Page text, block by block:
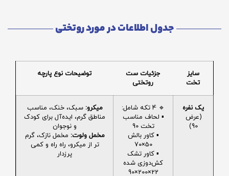
جدول اطلاعات در مورد روتختی
سایز
تخت
جزئیات ست
روتختی
توضیحات نوع پارچه
یک نفره
(عرض
90)
🔹 4 تکه شامل:
▪️ لحاف مناسب
تخت 90
▪️ کاور بالش
50×70
▪️ کاور تشک
کش‌دوزی شده
22×200×90
میکرو: سبک، خنک، مناسب
مناطق گرم، ایده‌آل برای کودک
و نوجوان
مخمل ولوت: مخمل نازک، گرم
تر از میکرو، راه راه و کمی
پرزدار